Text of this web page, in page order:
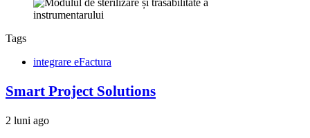
Tags
integrare eFactura
Smart Project Solutions
2 luni ago